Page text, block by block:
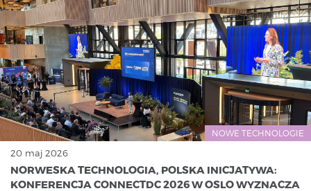
NOWE TECHNOLOGIE
20 maj 2026
NORWESKA TECHNOLOGIA, POLSKA INICJATYWA:
KONFERENCJA CONNECTDC 2026 W OSLO WYZNACZA